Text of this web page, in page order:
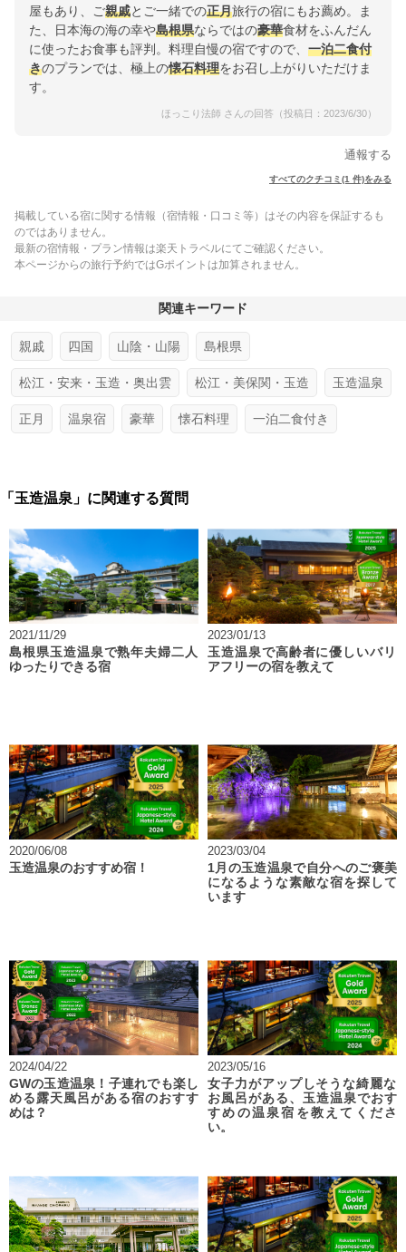
屋もあり、ご親戚とご一緒での正月旅行の宿にもお薦め。ま
た、日本海の海の幸や島根県ならではの豪華食材をふんだん
に使ったお食事も評判。料理自慢の宿ですので、 一泊二食付
きのプランでは、極上の懐石料理をお召し上がりいただけま
す。
ほっこり法師 さんの回答（投稿日：2023/6/30）
通報する
すべてのクチコミ(1 件)をみる
掲載している宿に関する情報（宿情報・口コミ等）はその内容を保証するも
のではありません。
最新の宿情報・プラン情報は楽天トラベルにてご確認ください。
本ページからの旅行予約ではGポイントは加算されません。
関連キーワード
親戚 四国 山陰・山陽 島根県
松江・安来・玉造・奥出雲 松江・美保関・玉造 玉造温泉
正月 温泉宿 豪華 懐石料理 一泊二食付き
「玉造温泉」に関連する質問
2021/11/29
島根県玉造温泉で熟年夫婦二人
ゆったりできる宿
2023/01/13
玉造温泉で高齢者に優しいバリ
アフリーの宿を教えて
2020/06/08
玉造温泉のおすすめ宿！
2023/03/04
1月の玉造温泉で自分へのご褒美
になるような素敵な宿を探して
います
2024/04/22
GWの玉造温泉！子連れでも楽し
める露天風呂がある宿のおすす
めは？
2023/05/16
女子力がアップしそうな綺麗な
お風呂がある、玉造温泉でおす
すめの温泉宿を教えてくださ
い。